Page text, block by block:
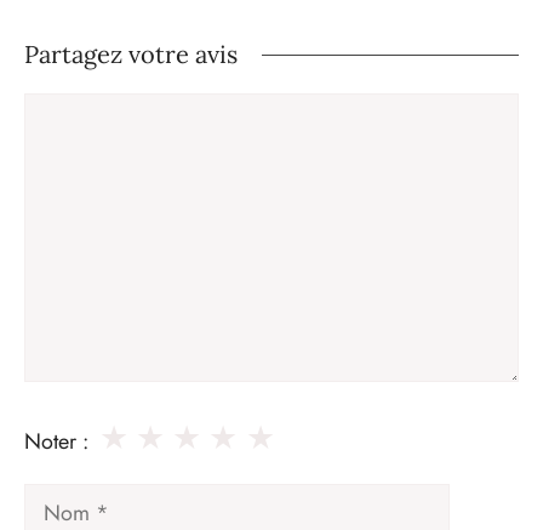
Partagez votre avis
Noter :
Nom